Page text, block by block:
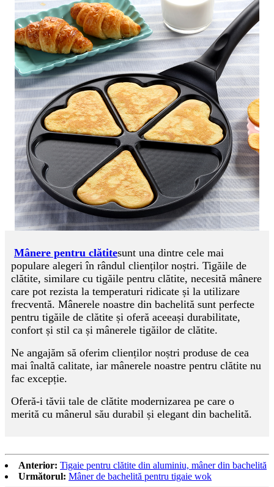
Mânere pentru clătitesunt una dintre cele mai
populare alegeri în rândul clienților noștri. Tigăile de
clătite, similare cu tigăile pentru clătite, necesită mânere
care pot rezista la temperaturi ridicate și la utilizare
frecventă. Mânerele noastre din bachelită sunt perfecte
pentru tigăile de clătite și oferă aceeași durabilitate,
confort și stil ca și mânerele tigăilor de clătite.
Ne angajăm să oferim clienților noștri produse de cea
mai înaltă calitate, iar mânerele noastre pentru clătite nu
fac excepție.
Oferă-i tăvii tale de clătite modernizarea pe care o
merită cu mânerul său durabil și elegant din bachelită.
Anterior: Tigaie pentru clătite din aluminiu, mâner din bachelită
Următorul: Mâner de bachelită pentru tigaie wok